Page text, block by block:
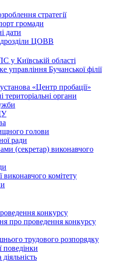
стратегії
громади
дати
ЦОВВ
у Київській області
управління Бучанської філії
«Центр пробації»
територіальні органи
голови
ради
(секретар) виконавчого
виконавчого комітету
конкурсу
про проведення конкурсу
трудового розпорядку
поведінки